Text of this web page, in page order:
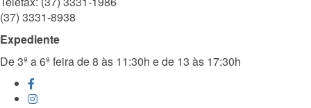
(37) 3331-8938
Expediente
De 3ª a 6ª feira de 8 às 11:30h e de 13 às 17:30h